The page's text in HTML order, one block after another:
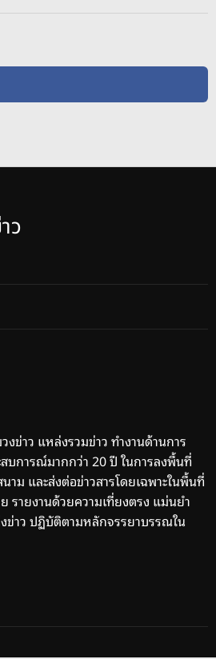
ว
งข่าว แหล่งรวมข่าว ทำงานด้านการ
บการณ์มากกว่า 20 ปี ในการลงพื้นที่
าม และส่งต่อข่าวสารโดยเฉพาะในพื้นที่
รายงานด้วยความเที่ยงตรง แม่นยำ
ข่าว ปฏิบัติตามหลักจรรยาบรรณใน